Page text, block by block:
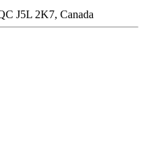
J5L 2K7, Canada